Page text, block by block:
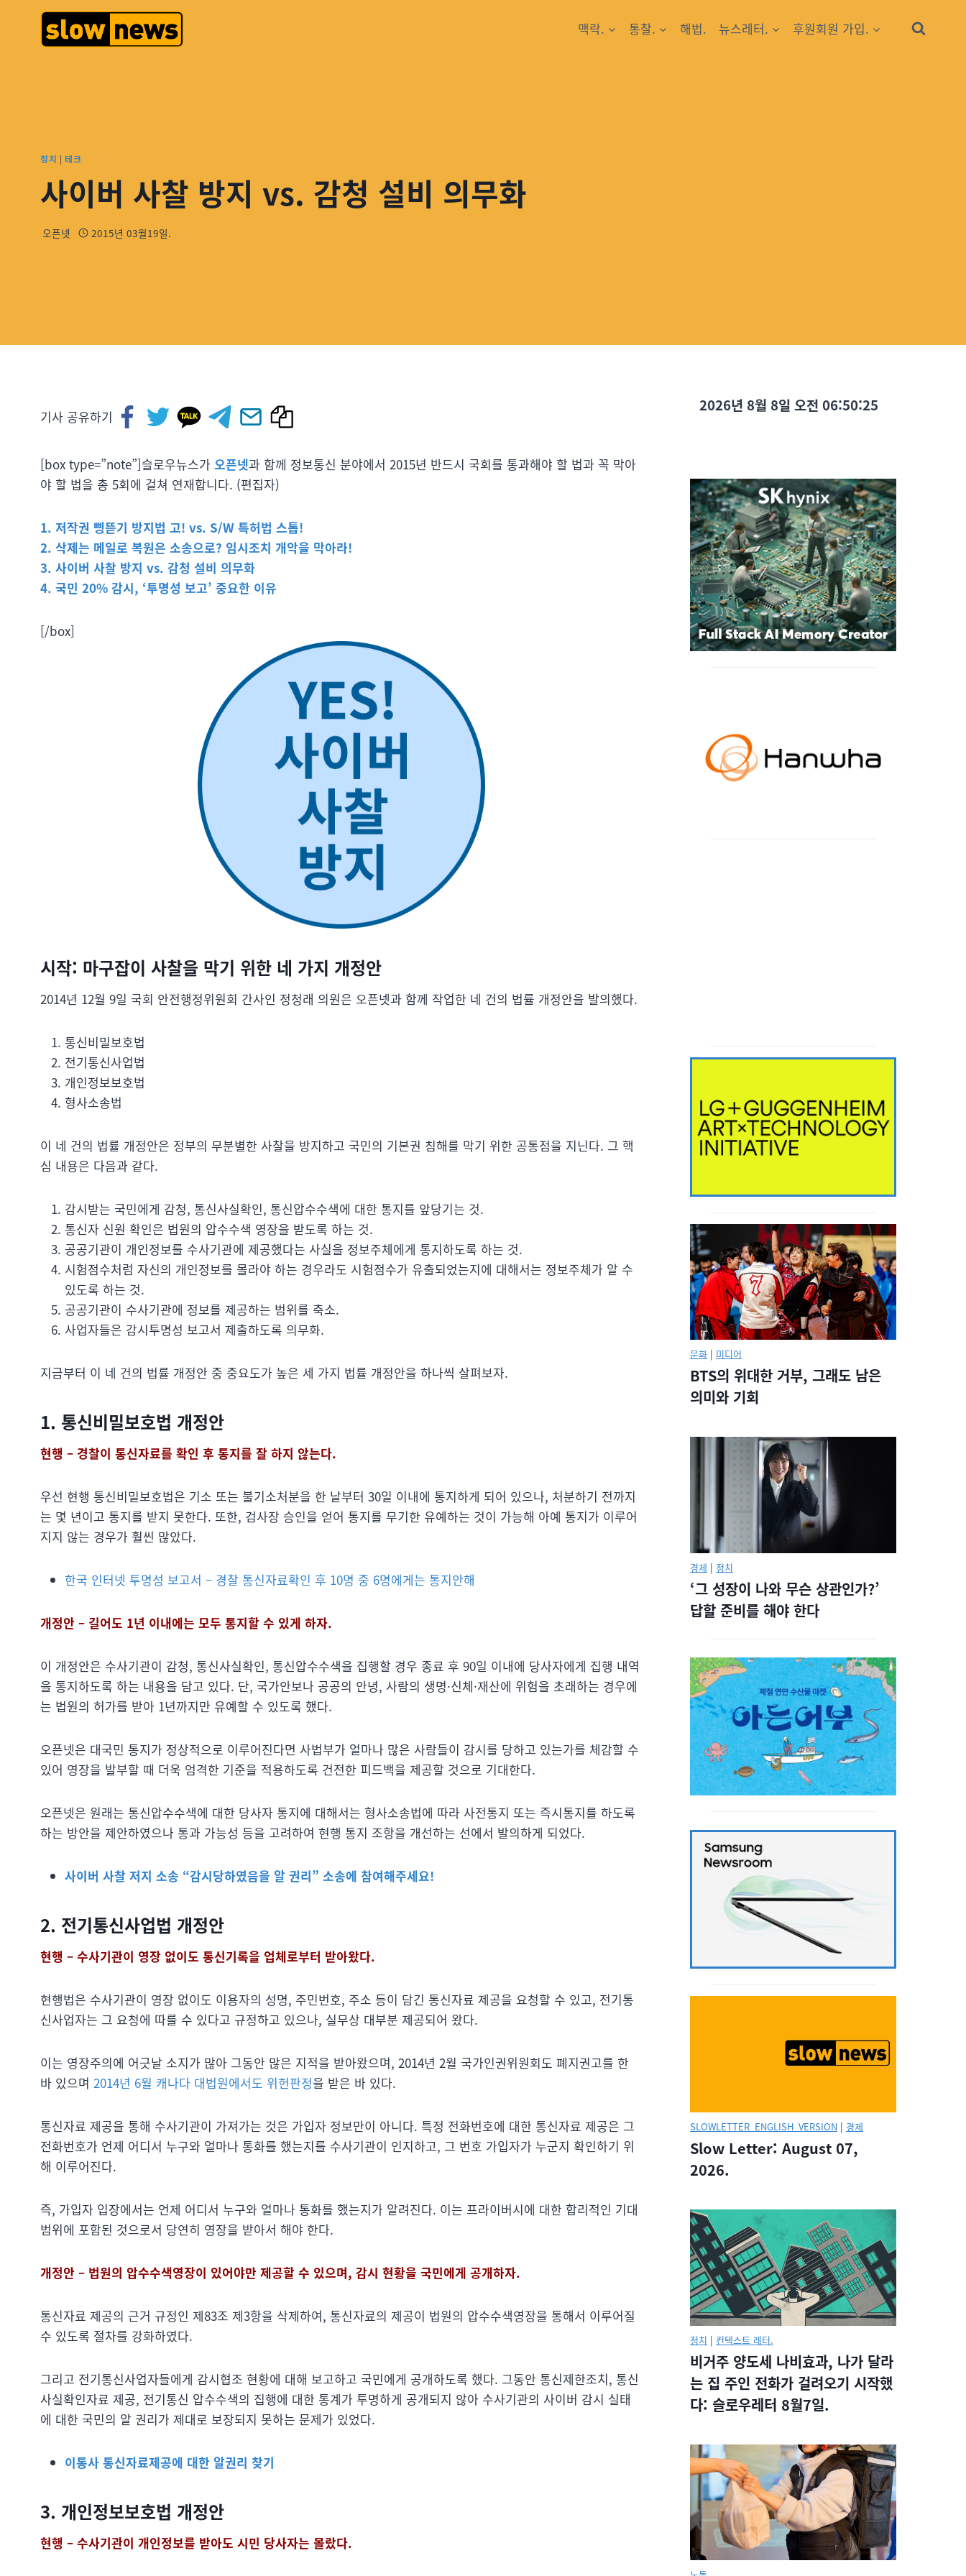
맥락. 통찰. 해법. 뉴스레터. 후원회원 가입.
정치 | 테크
사이버 사찰 방지 vs. 감청 설비 의무화
오픈넷 2015년 03월19일.
기사 공유하기
[box type=”note”]슬로우뉴스가 오픈넷과 함께 정보통신 분야에서 2015년 반드시 국회를 통과해야 할 법과 꼭 막아
야 할 법을 총 5회에 걸쳐 연재합니다. (편집자)
1. 저작권 삥뜯기 방지법 고! vs. S/W 특허법 스톱!
2. 삭제는 메일로 복원은 소송으로? 임시조치 개악을 막아라!
3. 사이버 사찰 방지 vs. 감청 설비 의무화
4. 국민 20% 감시, ‘투명성 보고’ 중요한 이유
[/box]
시작: 마구잡이 사찰을 막기 위한 네 가지 개정안
2014년 12월 9일 국회 안전행정위원회 간사인 정청래 의원은 오픈넷과 함께 작업한 네 건의 법률 개정안을 발의했다.
통신비밀보호법
전기통신사업법
개인정보보호법
형사소송법
이 네 건의 법률 개정안은 정부의 무분별한 사찰을 방지하고 국민의 기본권 침해를 막기 위한 공통점을 지닌다. 그 핵
심 내용은 다음과 같다.
감시받는 국민에게 감청, 통신사실확인, 통신압수수색에 대한 통지를 앞당기는 것.
통신자 신원 확인은 법원의 압수수색 영장을 받도록 하는 것.
공공기관이 개인정보를 수사기관에 제공했다는 사실을 정보주체에게 통지하도록 하는 것.
시험점수처럼 자신의 개인정보를 몰라야 하는 경우라도 시험점수가 유출되었는지에 대해서는 정보주체가 알 수
있도록 하는 것.
공공기관이 수사기관에 정보를 제공하는 범위를 축소.
사업자들은 감시투명성 보고서 제출하도록 의무화.
지금부터 이 네 건의 법률 개정안 중 중요도가 높은 세 가지 법률 개정안을 하나씩 살펴보자.
1. 통신비밀보호법 개정안
현행 – 경찰이 통신자료를 확인 후 통지를 잘 하지 않는다.
우선 현행 통신비밀보호법은 기소 또는 불기소처분을 한 날부터 30일 이내에 통지하게 되어 있으나, 처분하기 전까지
는 몇 년이고 통지를 받지 못한다. 또한, 검사장 승인을 얻어 통지를 무기한 유예하는 것이 가능해 아예 통지가 이루어
지지 않는 경우가 훨씬 많았다.
한국 인터넷 투명성 보고서 – 경찰 통신자료확인 후 10명 중 6명에게는 통지안해
개정안 – 길어도 1년 이내에는 모두 통지할 수 있게 하자.
이 개정안은 수사기관이 감청, 통신사실확인, 통신압수수색을 집행할 경우 종료 후 90일 이내에 당사자에게 집행 내역
을 통지하도록 하는 내용을 담고 있다. 단, 국가안보나 공공의 안녕, 사람의 생명·신체·재산에 위험을 초래하는 경우에
는 법원의 허가를 받아 1년까지만 유예할 수 있도록 했다.
오픈넷은 대국민 통지가 정상적으로 이루어진다면 사법부가 얼마나 많은 사람들이 감시를 당하고 있는가를 체감할 수
있어 영장을 발부할 때 더욱 엄격한 기준을 적용하도록 건전한 피드백을 제공할 것으로 기대한다.
오픈넷은 원래는 통신압수수색에 대한 당사자 통지에 대해서는 형사소송법에 따라 사전통지 또는 즉시통지를 하도록
하는 방안을 제안하였으나 통과 가능성 등을 고려하여 현행 통지 조항을 개선하는 선에서 발의하게 되었다.
사이버 사찰 저지 소송 “감시당하였음을 알 권리” 소송에 참여해주세요!
2. 전기통신사업법 개정안
현행 – 수사기관이 영장 없이도 통신기록을 업체로부터 받아왔다.
현행법은 수사기관이 영장 없이도 이용자의 성명, 주민번호, 주소 등이 담긴 통신자료 제공을 요청할 수 있고, 전기통
신사업자는 그 요청에 따를 수 있다고 규정하고 있으나, 실무상 대부분 제공되어 왔다.
이는 영장주의에 어긋날 소지가 많아 그동안 많은 지적을 받아왔으며, 2014년 2월 국가인권위원회도 폐지권고를 한
바 있으며 2014년 6월 캐나다 대법원에서도 위헌판정을 받은 바 있다.
통신자료 제공을 통해 수사기관이 가져가는 것은 가입자 정보만이 아니다. 특정 전화번호에 대한 통신자료 제공은 그
전화번호가 언제 어디서 누구와 얼마나 통화를 했는지를 수사기관이 인지하고, 그 번호 가입자가 누군지 확인하기 위
해 이루어진다.
즉, 가입자 입장에서는 언제 어디서 누구와 얼마나 통화를 했는지가 알려진다. 이는 프라이버시에 대한 합리적인 기대
범위에 포함된 것으로서 당연히 영장을 받아서 해야 한다.
개정안 – 법원의 압수수색영장이 있어야만 제공할 수 있으며, 감시 현황을 국민에게 공개하자.
통신자료 제공의 근거 규정인 제83조 제3항을 삭제하여, 통신자료의 제공이 법원의 압수수색영장을 통해서 이루어질
수 있도록 절차를 강화하였다.
그리고 전기통신사업자들에게 감시협조 현황에 대해 보고하고 국민에게 공개하도록 했다. 그동안 통신제한조치, 통신
사실확인자료 제공, 전기통신 압수수색의 집행에 대한 통계가 투명하게 공개되지 않아 수사기관의 사이버 감시 실태
에 대한 국민의 알 권리가 제대로 보장되지 못하는 문제가 있었다.
이통사 통신자료제공에 대한 알권리 찾기
3. 개인정보보호법 개정안
현행 – 수사기관이 개인정보를 받아도 시민 당사자는 몰랐다.
2026년 8월 8일 오전 06:50:26
문화 | 미디어
BTS의 위대한 거부, 그래도 남은
의미와 기회
경제 | 정치
‘그 성장이 나와 무슨 상관인가?’
답할 준비를 해야 한다
SLOWLETTER_ENGLISH_VERSION | 경제
Slow Letter: August 07,
2026.
정치 | 컨텍스트 레터.
비거주 양도세 나비효과, 나가 달라
는 집 주인 전화가 걸려오기 시작했
다: 슬로우레터 8월7일.